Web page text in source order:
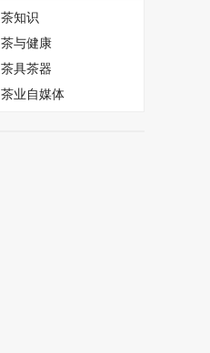
茶知识
茶与健康
茶具茶器
茶业自媒体